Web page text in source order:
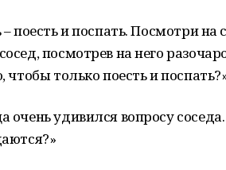
поесть и поспать. Посмотри на
посмотрев на него
чтобы только поесть и
очень удивился вопросу